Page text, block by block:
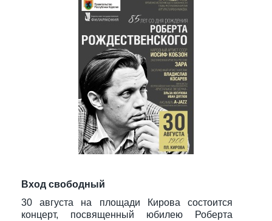
Вход свободный
30 августа на площади Кирова состоится
концерт, посвященный юбилею Роберта